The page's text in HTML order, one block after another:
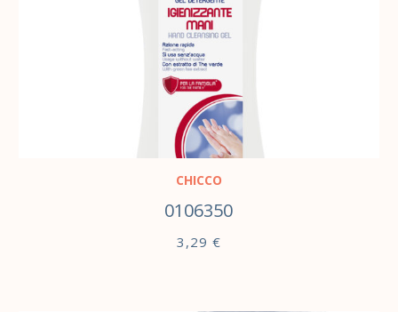
CHICCO
0106350
3,29 €